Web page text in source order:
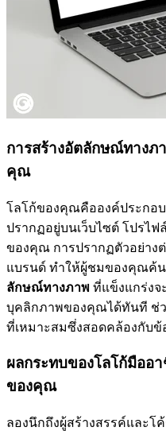
การสร้างอัตลักษณ์ทาง
คุณ
โลโก้ของคุณคือองค์ประกอ
ปรากฏอยู่บนเว็บไซต์ โปรไฟ
ของคุณ การปรากฏตัวอย่าง
แบรนด์ ทำให้ผู้ชมของคุณค้
ลักษณ์ทางภาพ ที่แข็งแกร่งจ
บุคลิกภาพของคุณได้ทันที ช่
ที่เหมาะสมซึ่งสอดคล้องกับ
ผลกระทบของโลโก้มืออ
ของคุณ
ลองนึกถึงผู้สร้างสรรค์และ